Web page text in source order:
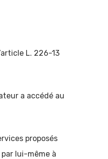
L. 226-13
a accédé au
proposés
lui-même à